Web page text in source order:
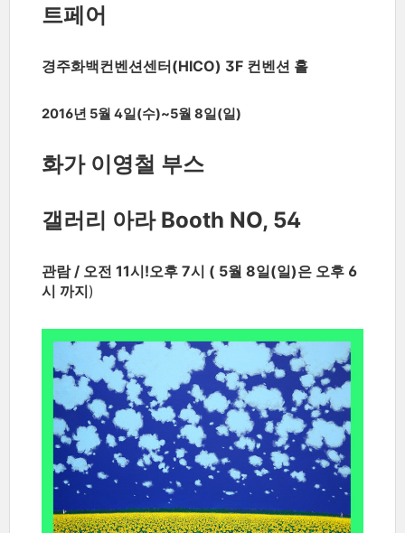
트페어
경주화백컨벤션센터(HICO) 3F 컨벤션 홀
2016년 5월 4일(수)~5월 8일(일)
화가 이영철 부스
갤러리 아라 Booth NO, 54
관람 / 오전 11시!오후 7시 ( 5월 8일(일)은 오후 6
시 까지)